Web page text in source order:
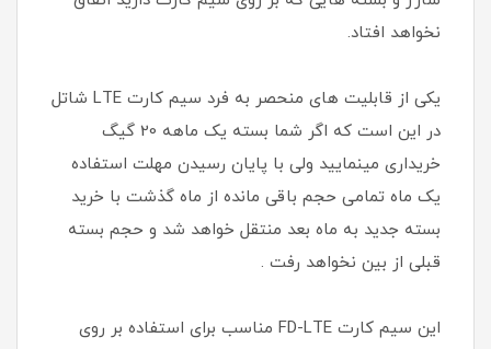
نخواهد افتاد.
یکی از قابلیت های منحصر به فرد سیم کارت LTE شاتل
در این است که اگر شما بسته یک ماهه 20 گیگ
خریداری مینمایید ولی با پایان رسیدن مهلت استفاده
یک ماه تمامی حجم باقی مانده از ماه گذشت با خرید
بسته جدید به ماه بعد منتقل خواهد شد و حجم بسته
قبلی از بین نخواهد رفت .
این سیم کارت FD-LTE مناسب برای استفاده بر روی